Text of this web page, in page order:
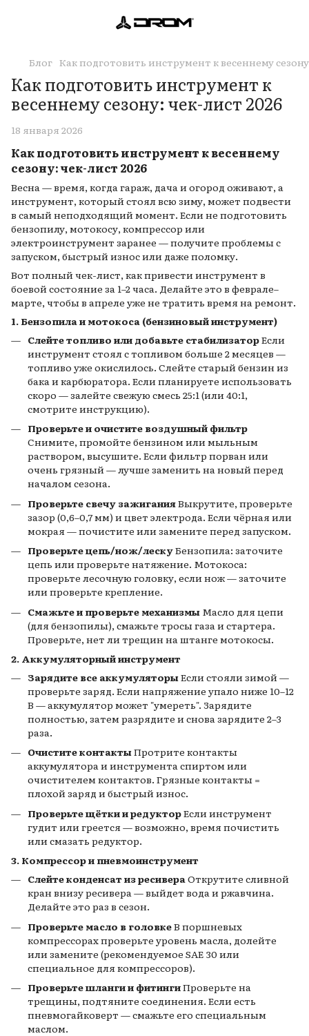
Блог Как подготовить инструмент к весеннему
Как подготовить инструмент к
весеннему сезону: чек-лист 2026
18 января 2026
Как подготовить инструмент к весеннему
сезону: чек-лист 2026
Весна — время, когда гараж, дача и огород оживают, а
инструмент, который стоял всю зиму, может подвести
в самый неподходящий момент. Если не подготовить
бензопилу, мотокосу, компрессор или
электроинструмент заранее — получите проблемы с
запуском, быстрый износ или даже поломку.
Вот полный чек-лист, как привести инструмент в
боевой состояние за 1–2 часа. Делайте это в феврале–
марте, чтобы в апреле уже не тратить время на ремонт.
1. Бензопила и мотокоса (бензиновый инструмент)
Слейте топливо или добавьте стабилизаторЕсли
инструмент стоял с топливом больше 2 месяцев —
топливо уже окислилось. Слейте старый бензин из
бака и карбюратора. Если планируете использовать
скоро — залейте свежую смесь 25:1 (или 40:1,
смотрите инструкцию).
Проверьте и очистите воздушный фильтр
Снимите, промойте бензином или мыльным
раствором, высушите. Если фильтр порван или
очень грязный — лучше заменить на новый перед
началом сезона.
Проверьте свечу зажиганияВыкрутите, проверьте
зазор (0,6–0,7 мм) и цвет электрода. Если чёрная или
мокрая — почистите или замените перед запуском.
Проверьте цепь/нож/лескуБензопила: заточите
цепь или проверьте натяжение. Мотокоса:
проверьте лесочную головку, если нож — заточите
или проверьте крепление.
Смажьте и проверьте механизмы Масло для цепи
(для бензопилы), смажьте тросы газа и стартера.
Проверьте, нет ли трещин на штанге мотокосы.
2. Аккумуляторный инструмент
Зарядите все аккумуляторыЕсли стояли зимой —
проверьте заряд. Если напряжение упало ниже 10–12
В — аккумулятор может "умереть". Зарядите
полностью, затем разрядите и снова зарядите 2–3
раза.
Очистите контактыПротрите контакты
аккумулятора и инструмента спиртом или
очистителем контактов. Грязные контакты =
плохой заряд и быстрый износ.
Проверьте щётки и редукторЕсли инструмент
гудит или греется — возможно, время почистить
или смазать редуктор.
3. Компрессор и пневмоинструмент
Слейте конденсат из ресивераОткрутите сливной
кран внизу ресивера — выйдет вода и ржавчина.
Делайте это раз в сезон.
Проверьте масло в головкеВ поршневых
компрессорах проверьте уровень масла, долейте
или замените (рекомендуемое SAE 30 или
специальное для компрессоров).
Проверьте шланги и фитингиПроверьте на
трещины, подтяните соединения. Если есть
пневмогайковерт — смажьте его специальным
маслом.